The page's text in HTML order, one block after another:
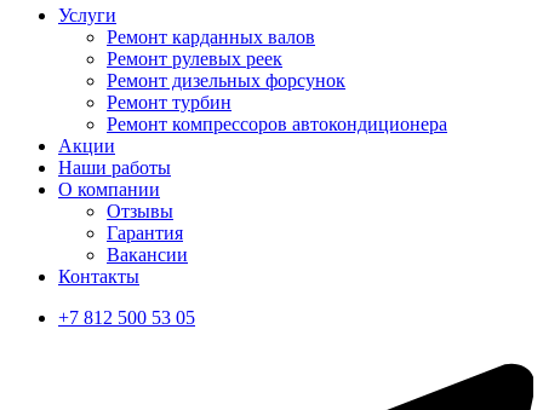
Услуги
Ремонт карданных валов
Ремонт рулевых реек
Ремонт дизельных форсунок
Ремонт турбин
Ремонт компрессоров автокондиционера
Акции
Наши работы
О компании
Отзывы
Гарантия
Вакансии
Контакты
+7 812 500 53 05